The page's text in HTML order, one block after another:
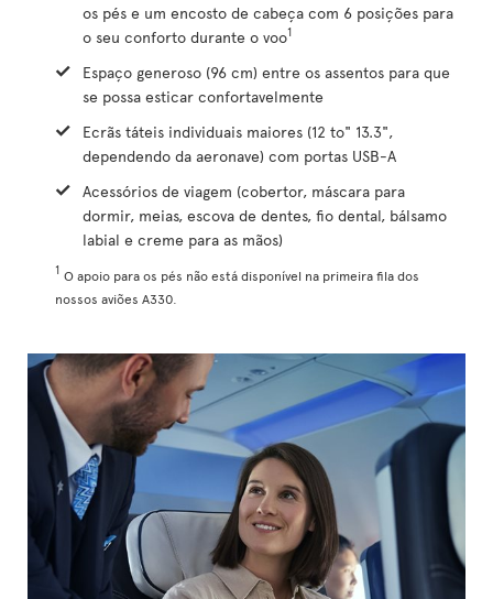
os pés e um encosto de cabeça com 6 posições para
o seu conforto durante o voo1
Espaço generoso (96 cm) entre os assentos para que
se possa esticar confortavelmente
Ecrãs táteis individuais maiores (12 to" 13.3",
dependendo da aeronave) com portas USB-A
Acessórios de viagem (cobertor, máscara para
dormir, meias, escova de dentes, fio dental, bálsamo
labial e creme para as mãos)
1 O apoio para os pés não está disponível na primeira fila dos
nossos aviões A330.